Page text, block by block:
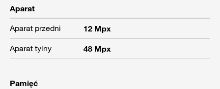
Aparat
Aparat przedni
12 Mpx
Aparat tylny
48 Mpx
Pamięć